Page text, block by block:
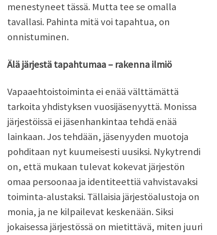
menestyneet tässä. Mutta tee se omalla
tavallasi. Pahinta mitä voi tapahtua, on
onnistuminen.
Älä järjestä tapahtumaa – rakenna ilmiö
Vapaaehtoistoiminta ei enää välttämättä
tarkoita yhdistyksen vuosijäsenyyttä. Monissa
järjestöissä ei jäsenhankintaa tehdä enää
lainkaan. Jos tehdään, jäsenyyden muotoja
pohditaan nyt kuumeisesti uusiksi. Nykytrendi
on, että mukaan tulevat kokevat järjestön
omaa persoonaa ja identiteettiä vahvistavaksi
toiminta-alustaksi. Tällaisia järjestöalustoja on
monia, ja ne kilpailevat keskenään. Siksi
jokaisessa järjestössä on mietittävä, miten juuri